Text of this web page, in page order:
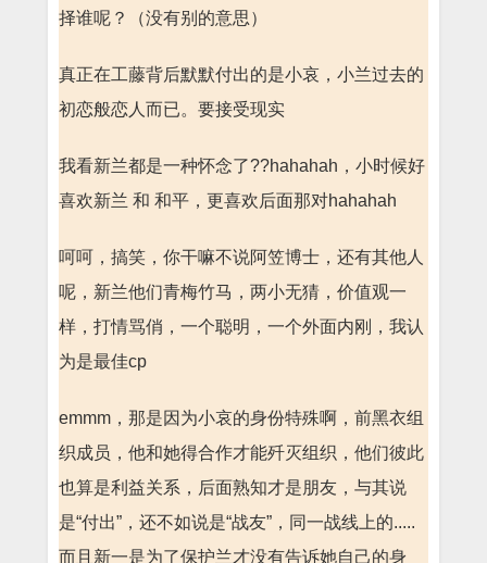
择谁呢？（没有别的意思）
真正在工藤背后默默付出的是小哀，小兰过去的
初恋般恋人而已。要接受现实
我看新兰都是一种怀念了??hahahah，小时候好
喜欢新兰 和 和平，更喜欢后面那对hahahah
呵呵，搞笑，你干嘛不说阿笠博士，还有其他人
呢，新兰他们青梅竹马，两小无猜，价值观一
样，打情骂俏，一个聪明，一个外面内刚，我认
为是最佳cp
emmm，那是因为小哀的身份特殊啊，前黑衣组
织成员，他和她得合作才能歼灭组织，他们彼此
也算是利益关系，后面熟知才是朋友，与其说
是“付出”，还不如说是“战友”，同一战线上的.....
而且新一是为了保护兰才没有告诉她自己的身